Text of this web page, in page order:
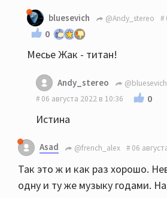
bluesevich @Andy_stereo
0
Месье Жак - титан!
Andy_stereo
@bluesevich
06 августа 2022 в 10:36
0
Истина
Asad @french_alex 06
Так это ж и как раз хорошо.
одну и ту же музыку годами.